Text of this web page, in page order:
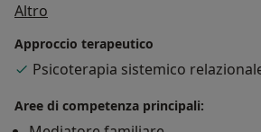
Altro
Approccio terapeutico
Psicoterapia sistemico
Aree di competenza principali: